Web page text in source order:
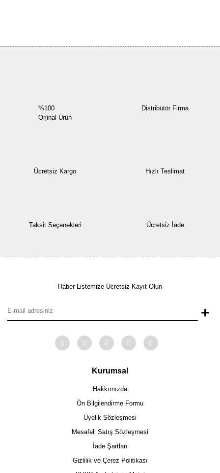
%100
Orjinal Ürün
Distribütör Firma
Ücretsiz Kargo Hızlı Teslimat
Taksit Seçenekleri Ücretsiz İade
Haber Listemize Ücretsiz Kayıt Olun
+
Kurumsal
Hakkımızda
Ön Bilgilendirme Formu
Üyelik Sözleşmesi
Mesafeli Satış Sözleşmesi
İade Şartları
Gizlilik ve Çerez Politikası